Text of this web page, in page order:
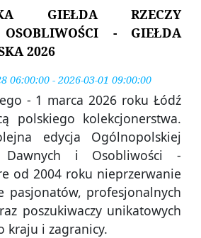
GIEŁDA RZECZY
- GIEŁDA
2026
06:00:00 - 2026-03-01 09:00:00
- 1 marca 2026 roku Łódź
polskiego kolekcjonerstwa.
edycja Ogólnopolskiej
Dawnych i Osobliwości -
od 2004 roku nieprzerwanie
pasjonatów, profesjonalnych
poszukiwaczy unikatowych
kraju i zagranicy.